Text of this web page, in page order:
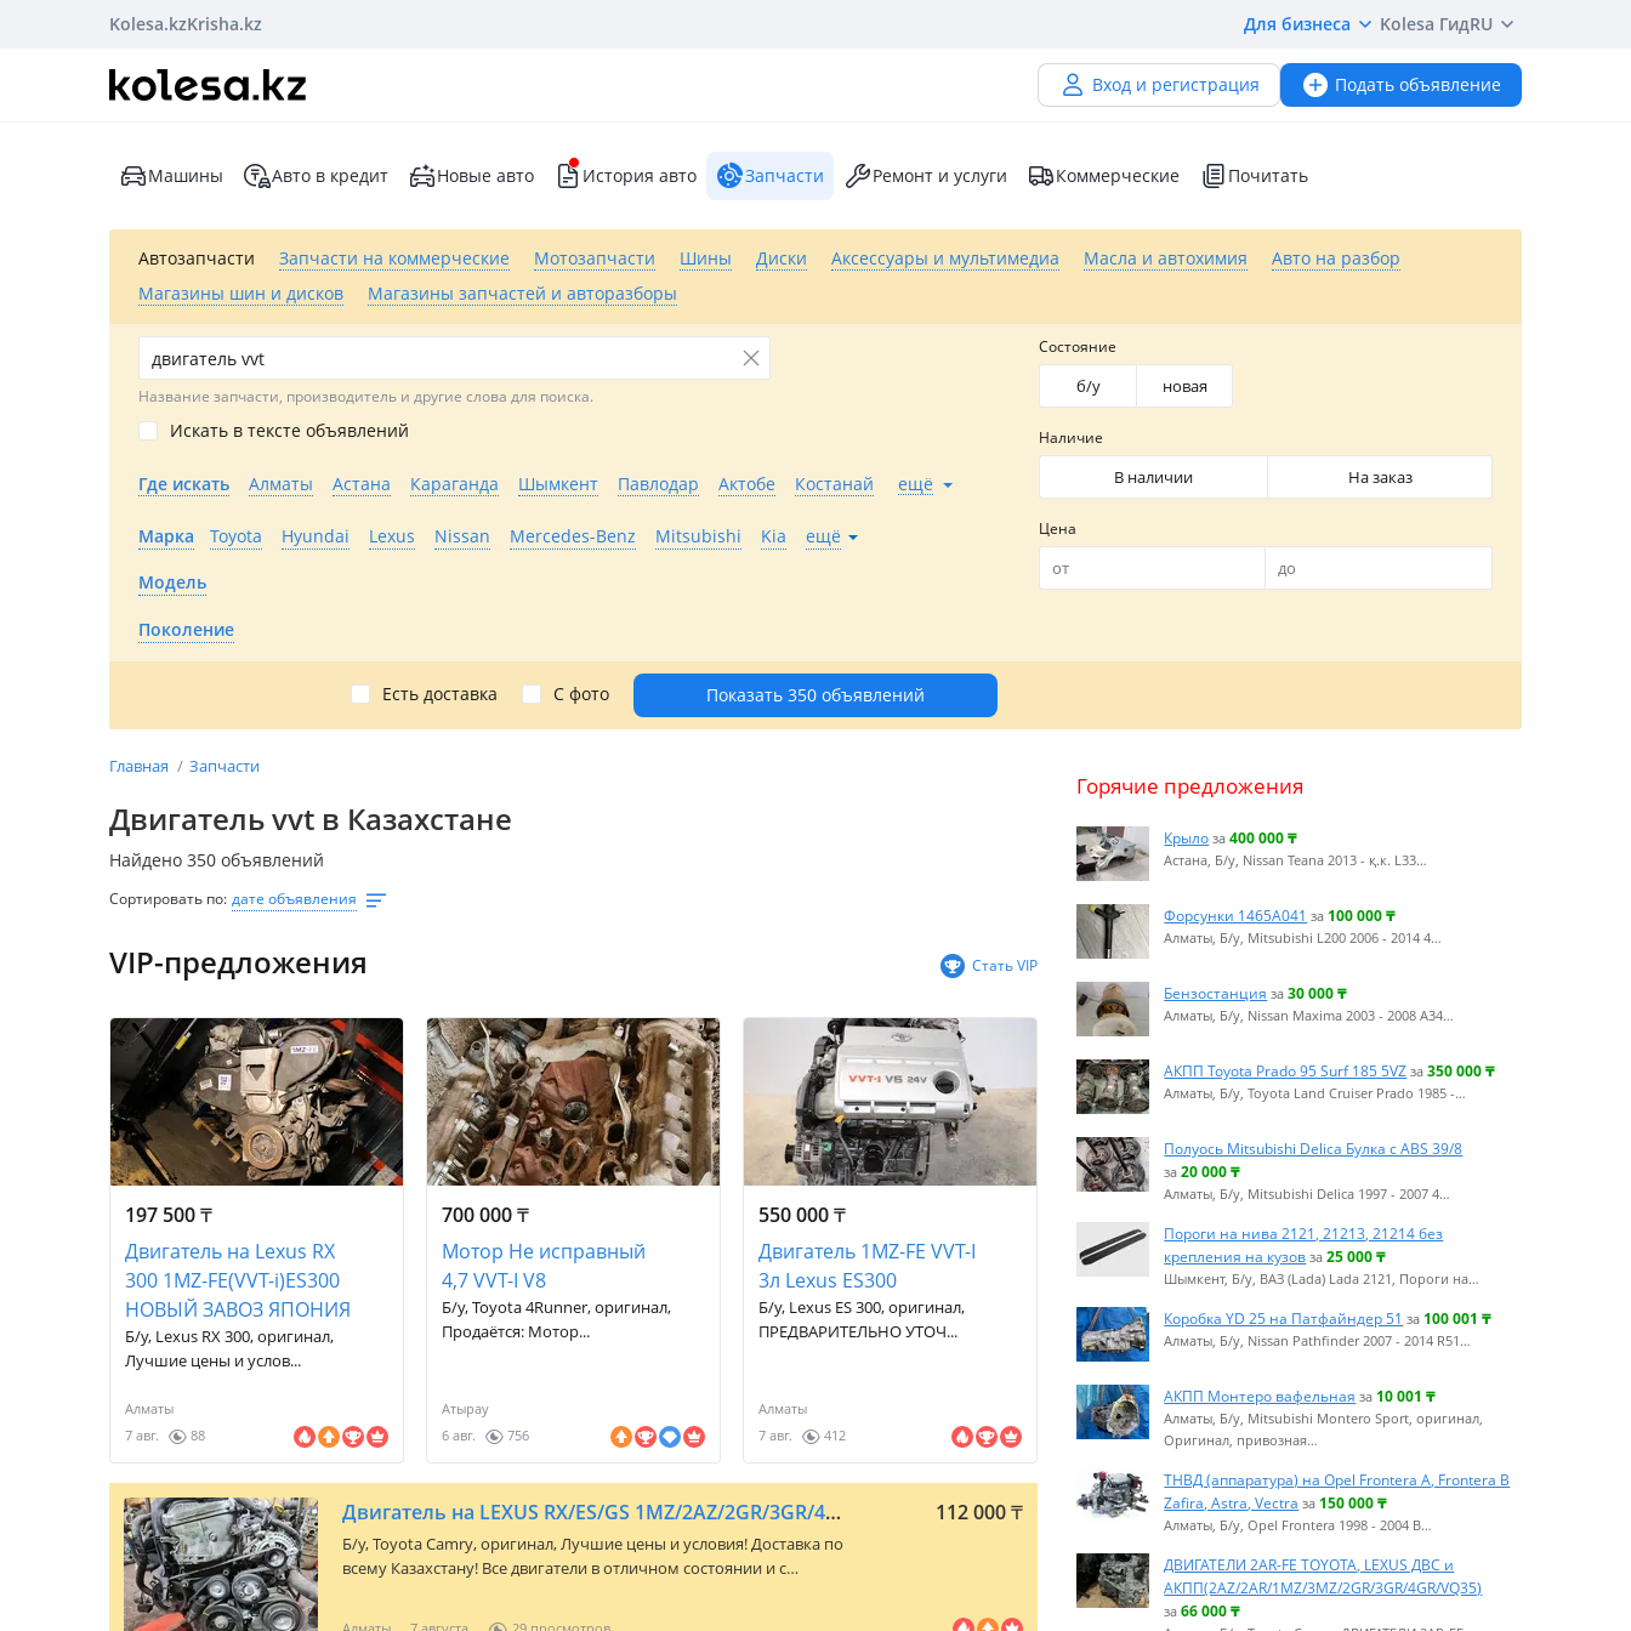
Kolesa.kzKrisha.kz Для бизнеса Kolesa ГидRU
Вход и регистрация Подать объявление
Машины Авто в кредит Новые авто История авто Запчасти Ремонт и услуги Коммерческие Почитать
Автозапчасти Запчасти на коммерческие Мотозапчасти Шины Диски Аксессуары и мультимедиа Масла и автохимия
Авто на разбор
Магазины шин и дисков
Магазины запчастей и авторазборы
Название запчасти, производитель и другие слова для поиска.
Искать в тексте объявлений
Где искать Алматы Астана Караганда Шымкент Павлодар Актобе Костанай ещё
Марка Toyota Hyundai Lexus Nissan Mercedes-Benz Mitsubishi Kia ещё
Модель
Поколение
Состояние
б/y новая
Наличие
В наличии На заказ
Цена
Показать 350 объявлений
Есть доставка С фото
Главная Запчасти
Двигатель vvt в Казахстане
Найдено 350 объявлений
Сортировать по: дате объявления
VIP-предложения Стать VIP
197 500₸
Двигатель на Lexus RX
300 1MZ-FE(VVT-i)ES300
НОВЫЙ ЗАВОЗ ЯПОНИЯ
Б/у, Lexus RX 300, оригинал,
Лучшие цены и услов...
Алматы
7 авг.
88
700 000₸
Мотор Не исправный
4,7 VVT-I V8
Б/у, Toyota 4Runner, оригинал,
Продаётся: Мотор...
Атырау
6 авг.
756
550 000₸
Двигатель 1MZ-FE VVT-I
3л Lexus ES300
Б/у, Lexus ES 300, оригинал,
ПРЕДВАРИТЕЛЬНО УТОЧ...
Алматы
7 авг.
412
Двигатель на LEXUS RX/ES/GS 1MZ/2AZ/2GR/3GR/4GR VVT-I С ГАРАНТИЕЙ! 112 000₸
Б/y,Toyota Camry, оригинал, Лучшие цены и условия! Доставка по
всему Казахстану! Все двигатели в отличном состоянии и с
Горячие предложения
Крыло за400 000₸
Астана, Б/у, Nissan Teana 2013 - қ.к. L33…
Форсунки 1465A041 за 100 000₸
Алматы, Б/у, Mitsubishi L200 2006 - 2014 4…
Бензостанция за30 000₸
Алматы, Б/у, Nissan Maxima 2003 - 2008 A34…
АКПП Toyota Prado 95 Surf 185 5VZ за350 000₸
Алматы, Б/у, Toyota Land Cruiser Prado 1985 -…
Полуось Mitsubishi Delica Булка с ABS 39/8
за20 000₸
Алматы, Б/у, Mitsubishi Delica 1997 - 2007 4…
Пороги на нива 2121, 21213, 21214 без
крепления на кузов за25 000₸
Шымкент, Б/у, ВАЗ (Lada) Lada 2121, Пороги на…
Коробка YD 25 на Патфайндер 51 за 100 001₸
Алматы, Б/у, Nissan Pathfinder 2007 - 2014 R51…
АКПП Монтеро вафельная за 10 001₸
Алматы, Б/у, Mitsubishi Montero Sport, оригинал,
Оригинал, привозная…
ТНВД (аппаратура) на Opel Frontera A, Frontera B
Zafira, Astra, Vectra за 150 000₸
Алматы, Б/у, Opel Frontera 1998 - 2004 B…
ДВИГАТЕЛИ 2AR-FE TOYOTA, LEXUS ДВС и
АКПП(2AZ/2AR/1MZ/3MZ/2GR/3GR/4GR/VQ35)
за66 000₸